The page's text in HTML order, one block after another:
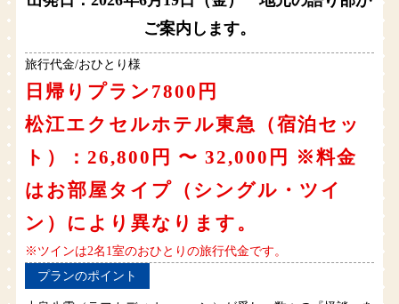
ご案内します。
旅行代金/おひとり様
日帰りプラン7800円
松江エクセルホテル東急（宿泊セッ
ト）：26,800円 〜 32,000円 ※料金
はお部屋タイプ（シングル・ツイ
ン）により異なります。
※ツインは2名1室のおひとりの旅行代金です。
プランのポイント